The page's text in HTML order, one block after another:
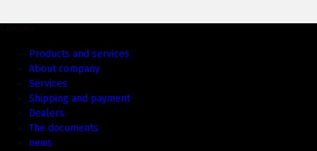
Products and services
About company
Services
Shipping and payment
Dealers
The documents
news